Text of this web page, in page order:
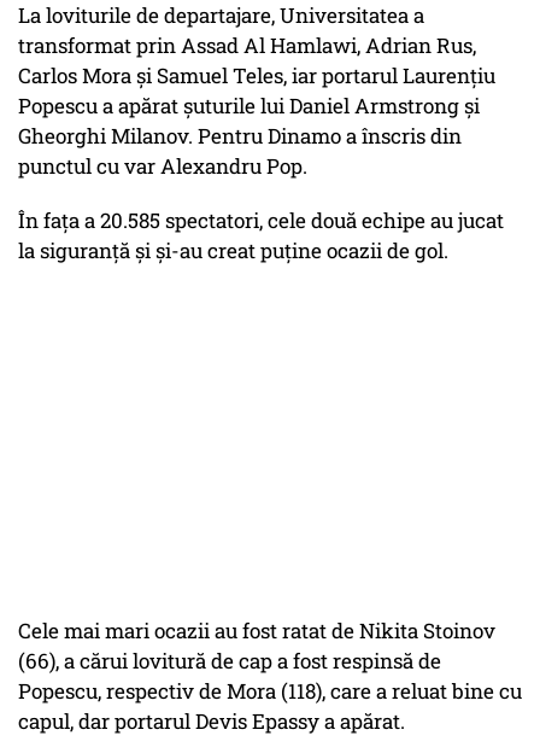
La loviturile de departajare, Universitatea a
transformat prin Assad Al Hamlawi, Adrian Rus,
Carlos Mora şi Samuel Teles, iar portarul Laurenţiu
Popescu a apărat şuturile lui Daniel Armstrong şi
Gheorghi Milanov. Pentru Dinamo a înscris din
punctul cu var Alexandru Pop.
În faţa a 20.585 spectatori, cele două echipe au jucat
la siguranţă şi şi-au creat puţine ocazii de gol.
Cele mai mari ocazii au fost ratat de Nikita Stoinov
(66), a cărui lovitură de cap a fost respinsă de
Popescu, respectiv de Mora (118), care a reluat bine cu
capul, dar portarul Devis Epassy a apărat.